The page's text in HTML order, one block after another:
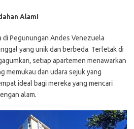
Alami
Pegunungan Andes Venezuela
yang unik dan berbeda. Terletak di
setiap apartemen menawarkan
memukau dan udara sejuk yang
ideal bagi mereka yang mencari
alam.